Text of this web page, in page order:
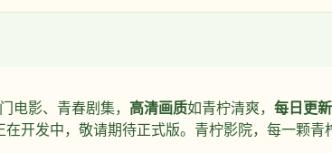
电影、青春剧集， 高清画质如青柠清爽， 每日更新
开发中，敬请期待正式版。青柠影院，每一颗